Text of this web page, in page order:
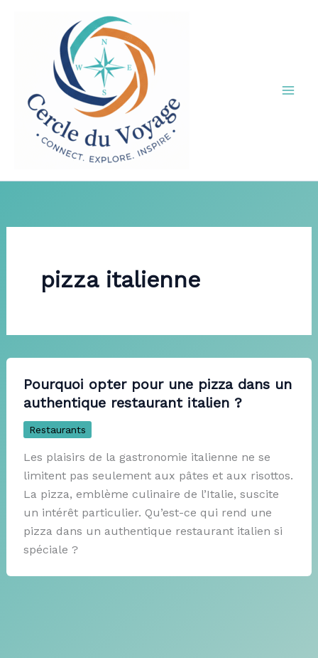
pizza italienne
Pourquoi opter pour une pizza dans un
authentique restaurant italien ?
Restaurants
Les plaisirs de la gastronomie italienne ne se
limitent pas seulement aux pâtes et aux risottos.
La pizza, emblème culinaire de l’Italie, suscite
un intérêt particulier. Qu’est-ce qui rend une
pizza dans un authentique restaurant italien si
spéciale ?